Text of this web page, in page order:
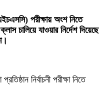
পরীক্ষায় অংশ নিতে
চালিয়ে যাওয়ার নির্দেশ দিয়েছে
নির্বাচনী পরীক্ষা নিতে